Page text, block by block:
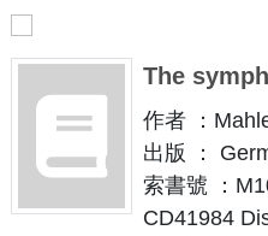
The
作者 ：
出版 ：
索書號 ：
CD41984